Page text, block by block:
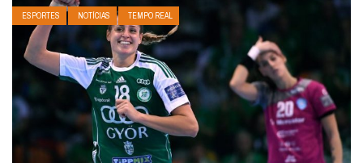
ESPORTES NOTÍCIAS TEMPO REAL